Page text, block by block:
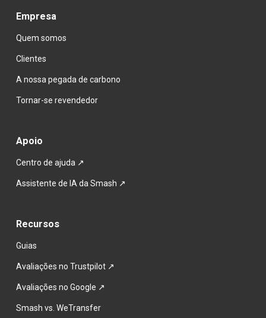
Empresa
Quem somos
Clientes
A nossa pegada de carbono
Tornar-se revendedor
Apoio
Centro de ajuda ↗
Assistente de IA da Smash ↗
Recursos
Guias
Avaliações no Trustpilot ↗
Avaliações no Google ↗
Smash vs. WeTransfer